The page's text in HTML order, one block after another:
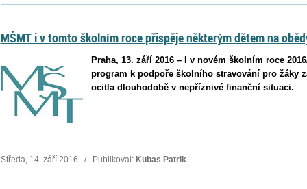
MŠMT i v tomto školním roce přispěje některým dětem na
Praha, 13. září 2016 – I v novém školním roce
program k podpoře školního stravování pro žáky
ocitla dlouhodobě v nepříznivé finanční situaci.
Středa, 14. září 2016 / Publikoval: Kubas Patrik